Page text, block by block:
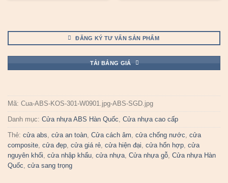
ĐĂNG KÝ TƯ VẤN SẢN PHẨM
TẢI BẢNG GIÁ
Mã: Cua-ABS-KOS-301-W0901.jpg-ABS-SGD.jpg
Danh mục: Cửa nhựa ABS Hàn Quốc, Cửa nhựa cao cấp
Thẻ: cửa abs, cửa an toàn, Cửa cách âm, cửa chống nước, cửa
composite, cửa đẹp, cửa giá rẻ, cửa hiện đại, cửa hổn hợp, cửa
nguyên khối, cửa nhập khẩu, cửa nhựa, Cửa nhựa gỗ, Cửa nhựa Hàn
Quốc, cửa sang trọng